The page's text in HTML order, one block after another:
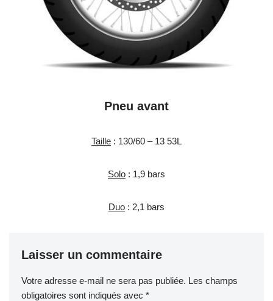
Pneu avant
Taille : 130/60 – 13 53L
Solo : 1,9 bars
Duo : 2,1 bars
Laisser un commentaire
Votre adresse e-mail ne sera pas publiée. Les champs
obligatoires sont indiqués avec *